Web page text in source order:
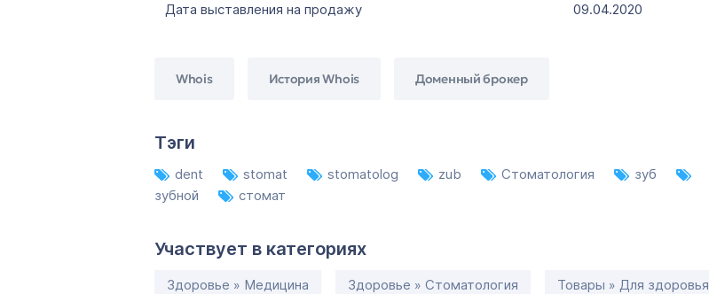
Дата выставления на продажу
09.04.2020
Whois История Whois Доменный брокер
Тэги
dent stomat stomatolog zub Стоматология
зуб
зубной
стомат
Участвует в категориях
Здоровье » Медицина Здоровье » Стоматология Товары » Для здоровья